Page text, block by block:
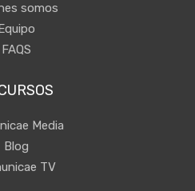
somos
FAQS
Media
Blog
TV